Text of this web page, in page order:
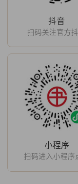
抖音
扫码关注官方
小程序
扫码进入小程序